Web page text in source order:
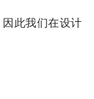
此我们在设计